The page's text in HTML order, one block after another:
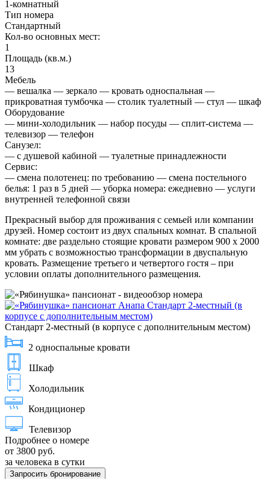
1-комнатный
Тип номера
Стандартный
Кол-во основных мест:
1
Площадь (кв.м.)
13
Мебель
— вешалка — зеркало — кровать односпальная —
прикроватная тумбочка — столик туалетный — стул — шкаф
Оборудование
— мини-холодильник — набор посуды — сплит-система —
телевизор — телефон
Санузел:
— с душевой кабиной — туалетные принадлежности
Сервис:
— смена полотенец: по требованию — смена постельного
белья: 1 раз в 5 дней — уборка номера: ежедневно — услуги
внутренней телефонной связи
Прекрасный выбор для проживания с семьей или компании
друзей. Номер состоит из двух спальных комнат. В спальной
комнате: две раздельно стоящие кровати размером 900 х 2000
мм убрать с возможностью трансформации в двуспальную
кровать. Размещение третьего и четвертого гостя – при
условии оплаты дополнительного размещения.
Стандарт 2-местный (в корпусе с дополнительным местом)
2 односпальные кровати
Шкаф
Холодильник
Кондиционер
Телевизор
Подробнее о номере
от 3800 руб.
за человека в сутки
Запросить бронирование